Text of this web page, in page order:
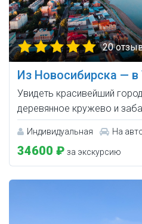
20
Из Новосибирска —
Увидеть красивейший
деревянное кружево и
Индивидуальная На
34600 ₽ за экскурсию